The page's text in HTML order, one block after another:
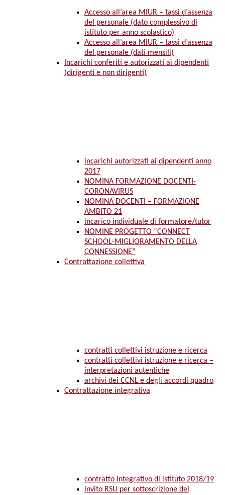
Accesso all’area MIUR – tassi d’assenza
del personale (dato complessivo di
istituto per anno scolastico)
Accesso all’area MIUR – tassi d’assenza
del personale (dati mensili)
Incarichi conferiti e autorizzati ai dipendenti
(dirigenti e non dirigenti)
incarichi autorizzati ai dipendenti anno
2017
NOMINA FORMAZIONE DOCENTI-
CORONAVIRUS
NOMINA DOCENTI – FORMAZIONE
AMBITO 21
incarico individuale di formatore/tutor
NOMINE PROGETTO “CONNECT
SCHOOL-MIGLIORAMENTO DELLA
CONNESSIONE”
Contrattazione collettiva
contratti collettivi istruzione e ricerca
contratti collettivi istruzione e ricerca –
interpretazioni autentiche
archivi dei CCNL e degli accordi quadro
Contrattazione integrativa
contratto integrativo di istituto 2018/19
invito RSU per sottoscrizione del